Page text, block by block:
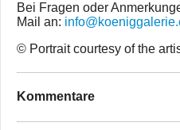
Bei Fragen oder
Mail an:
© Portrait courtesy of the
Kommentare